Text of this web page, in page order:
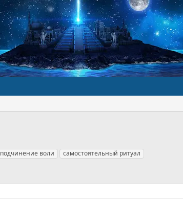
подчинение воли самостоятельный ритуал